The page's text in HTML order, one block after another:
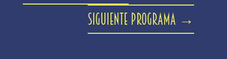
Siguiente programa →